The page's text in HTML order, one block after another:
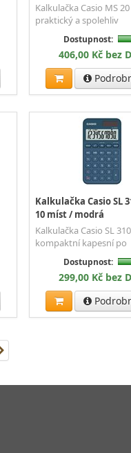
Kalkulačka Casio MS 20
praktický a spolehliv
Dostupnost:
406,00 Kč bez
Kalkulačka Casio SL
10 míst / modrá
Kalkulačka Casio SL
kompaktní kapesní po
Dostupnost:
299,00 Kč bez